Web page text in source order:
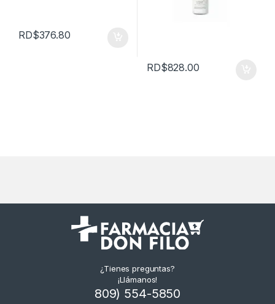
RD$376.80
RD$828.00
¿Tienes preguntas?
¡Llámanos!
809) 554-5850